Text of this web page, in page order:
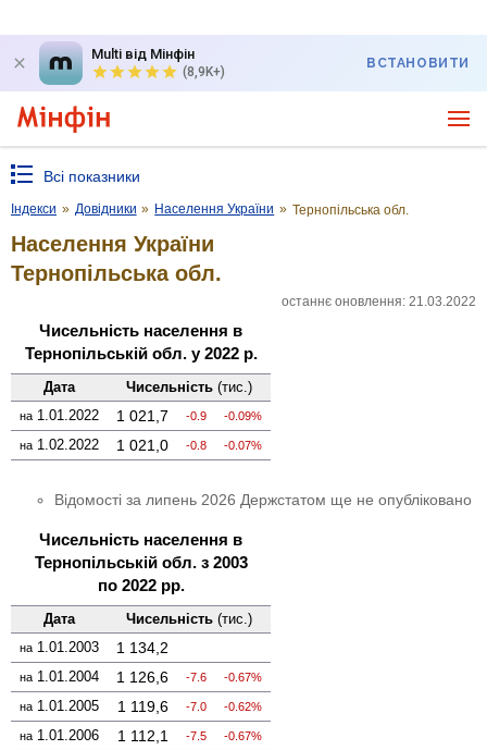
Multi від Мінфін
(8,9K+)
ВСТАНОВИТИ
Всі показники
Індекси » Довідники » Населення України » Тернопільська обл.
Населення України
Тернопільська обл.
останнє оновлення: 21.03.2022
Чисельність населення в
Тернопільській обл. у 2022 р.
Дата Чисельність (тис.)
на 1.01.2022 1 021,7 -0.9 -0.09%
на 1.02.2022 1 021,0 -0.8 -0.07%
Відомості за липень 2026 Держстатом ще не опубліковано
Чисельність населення в
Тернопільській обл. з 2003
по 2022 рр.
Дата Чисельність (тис.)
на 1.01.2003 1 134,2
на 1.01.2004 1 126,6 -7.6 -0.67%
на 1.01.2005 1 119,6 -7.0 -0.62%
на 1.01.2006 1 112,1 -7.5 -0.67%